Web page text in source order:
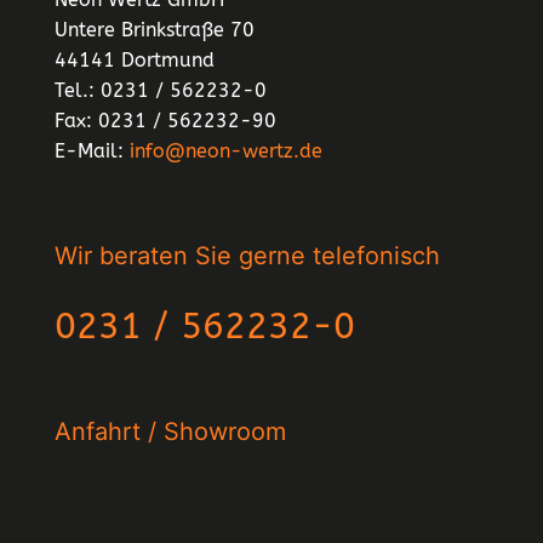
Untere Brinkstraße 70
44141 Dortmund
Tel.: 0231 / 562232-0
Fax: 0231 / 562232-90
E-Mail: info@neon-wertz.de
Wir beraten Sie gerne telefonisch
0231 / 562232-0
Anfahrt / Showroom